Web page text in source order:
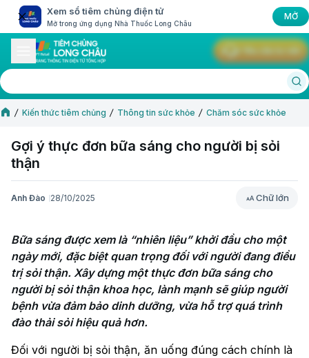
Xem sổ tiêm chủng điện tử
Mở trong ứng dụng Nhà Thuốc Long Châu
MỞ
Kiến thức tiêm chủng Thông tin sức khỏe Chăm sóc sức khỏe
Gợi ý thực đơn bữa sáng cho người bị sỏi
thận
Anh Đào 28/10/2025 Chữ lớn
Chữ lớn
Bữa sáng được xem là “nhiên liệu” khởi đầu cho một
ngày mới, đặc biệt quan trọng đối với người đang điều
trị sỏi thận. Xây dựng một thực đơn bữa sáng cho
người bị sỏi thận​ khoa học, lành mạnh sẽ giúp người
bệnh vừa đảm bảo dinh dưỡng, vừa hỗ trợ quá trình
đào thải sỏi hiệu quả hơn.
Đối với người bị sỏi thận, ăn uống đúng cách chính là